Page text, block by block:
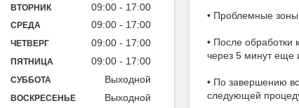
• Проблемные зоны
• После
через 5 минут
• По завершению
следующей
ВТОРНИК 09:00 17:00
СРЕДА 09:00 17:00
ЧЕТВЕРГ 09:00 17:00
ПЯТНИЦА 09:00 17:00
СУББОТА Выходной
ВОСКРЕСЕНЬЕ Выходной